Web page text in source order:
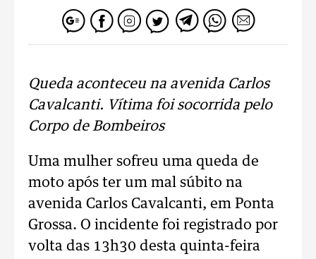
Queda aconteceu na avenida Carlos
Cavalcanti. Vítima foi socorrida pelo
Corpo de Bombeiros
Uma mulher sofreu uma queda de
moto após ter um mal súbito na
avenida Carlos Cavalcanti, em Ponta
Grossa. O incidente foi registrado por
volta das 13h30 desta quinta-feira